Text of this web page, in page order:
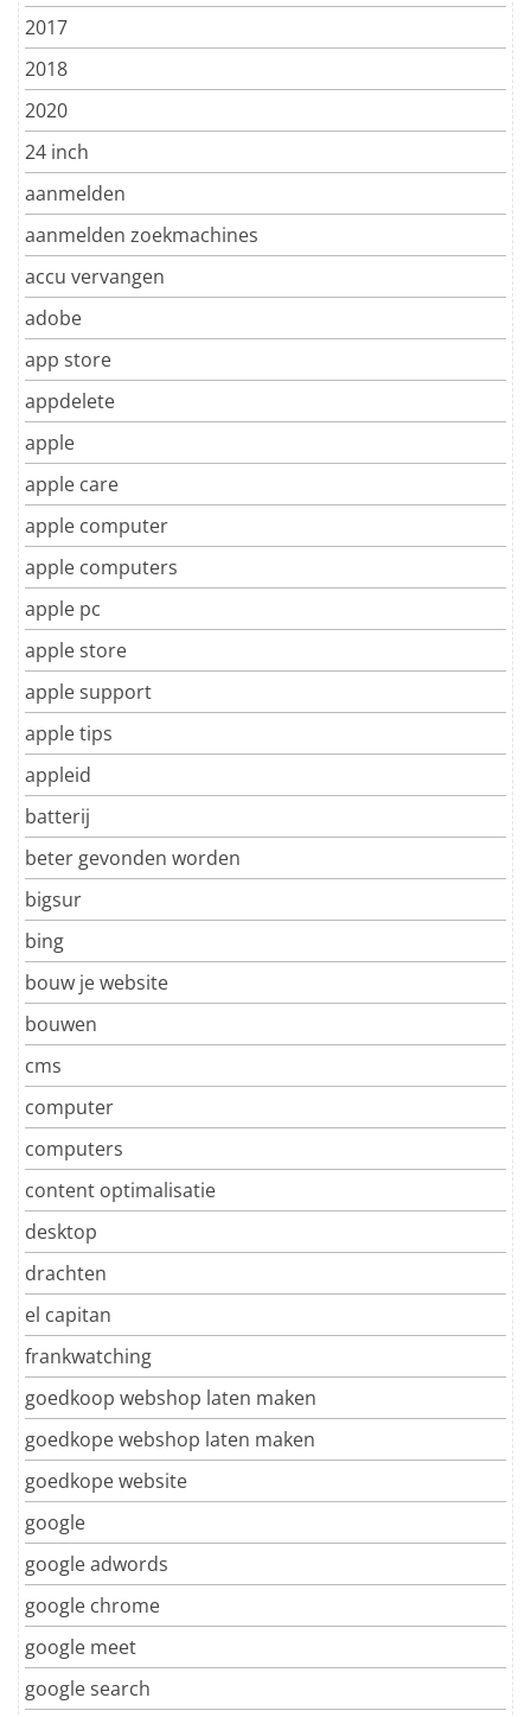
2017
2018
2020
24 inch
aanmelden
aanmelden zoekmachines
accu vervangen
adobe
app store
appdelete
apple
apple care
apple computer
apple computers
apple pc
apple store
apple support
apple tips
appleid
batterij
beter gevonden worden
bigsur
bing
bouw je website
bouwen
cms
computer
computers
content optimalisatie
desktop
drachten
el capitan
frankwatching
goedkoop webshop laten maken
goedkope webshop laten maken
goedkope website
google
google adwords
google chrome
google meet
google search